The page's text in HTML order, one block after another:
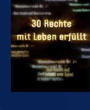
ANSEHEN